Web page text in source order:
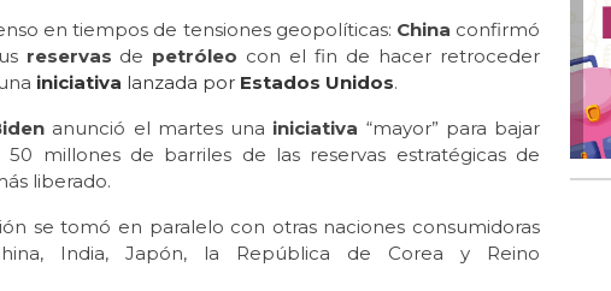
en tiempos de tensiones geopolíticas: China confirmó
reservas de petróleo con el fin de hacer retroceder
iniciativa lanzada por Estados Unidos.
anunció el martes una iniciativa “mayor” para bajar
millones de barriles de las reservas estratégicas de
liberado.
se tomó en paralelo con otras naciones consumidoras
India, Japón, la República de Corea y Reino